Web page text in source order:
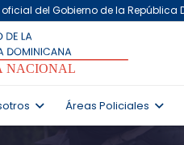
Áreas Policiales